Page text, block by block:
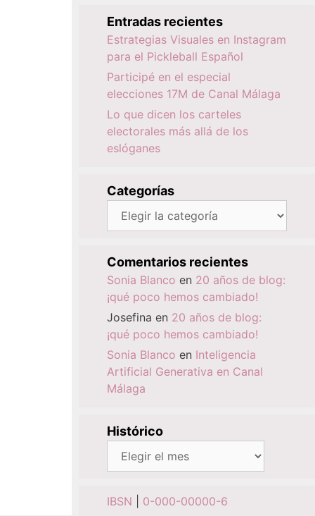
Entradas recientes
Estrategias Visuales en Instagram
para el Pickleball Español
Participé en el especial
elecciones 17M de Canal Málaga
Lo que dicen los carteles
electorales más allá de los
eslóganes
Categorías
Categorías
Comentarios recientes
Sonia Blanco en 20 años de blog:
¡qué poco hemos cambiado!
Josefina en 20 años de blog:
¡qué poco hemos cambiado!
Sonia Blanco en Inteligencia
Artificial Generativa en Canal
Málaga
Histórico
Histórico
IBSN 0-000-00000-6